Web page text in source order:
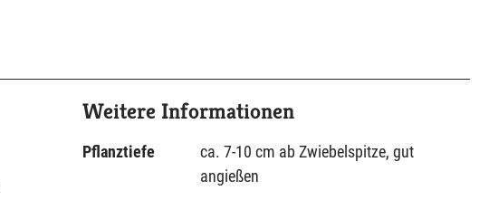
Weitere Informationen
Pflanztiefe
ca. 7-10 cm ab Zwiebelspitze, gut
angießen